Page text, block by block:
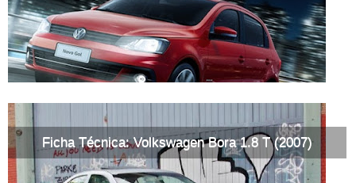
Ficha Técnica: Volkswagen Bora 1.8 T (2007)